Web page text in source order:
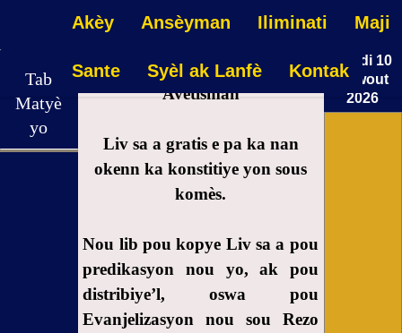
Akèy Ansèyman Iliminati Maji
Sante Syèl ak Lanfè Kontak
Tab
Matyè
yo
Avètisman
Liv sa a gratis e pa ka nan
okenn ka konstitiye yon sous
komès.
Nou lib pou kopye Liv sa a pou
predikasyon nou yo, ak pou
distribiye’l, oswa pou
Evanjelizasyon nou sou Rezo
Lendi 10
Dawout
2026
02:29:34